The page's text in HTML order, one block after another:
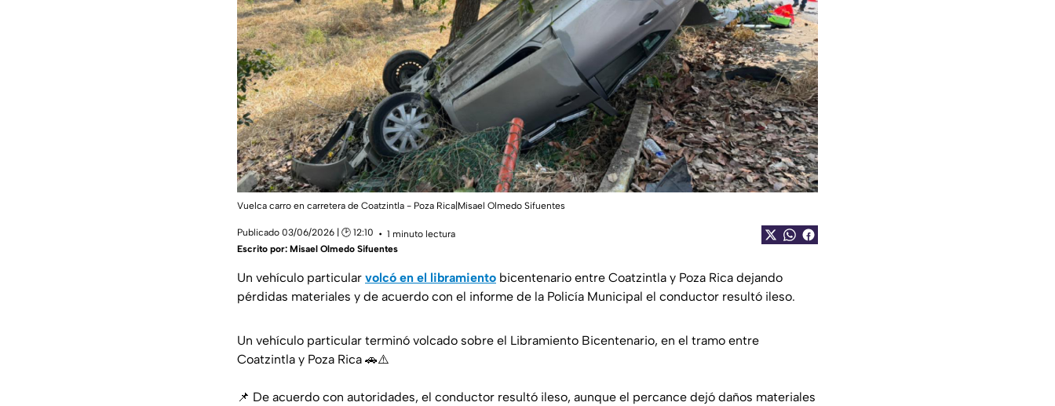
Vuelca carro en carretera de Coatzintla - Poza Rica|Misael Olmedo Sifuentes
Publicado 03/06/2026 | 🕑 12:10
1 minuto lectura
Escrito por: Misael Olmedo Sifuentes
Un vehículo particular volcó en el libramiento bicentenario entre Coatzintla y Poza Rica dejando
pérdidas materiales y de acuerdo con el informe de la Policía Municipal el conductor resultó ileso.
Un vehículo particular terminó volcado sobre el Libramiento Bicentenario, en el tramo entre
Coatzintla y Poza Rica 🚗⚠️
📌 De acuerdo con autoridades, el conductor resultó ileso, aunque el percance dejó daños materiales